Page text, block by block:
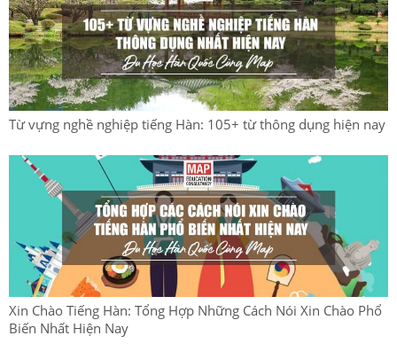
Từ vựng nghề nghiệp tiếng Hàn: 105+ từ thông dụng hiện nay
Xin Chào Tiếng Hàn: Tổng Hợp Những Cách Nói Xin Chào Phổ
Biến Nhất Hiện Nay